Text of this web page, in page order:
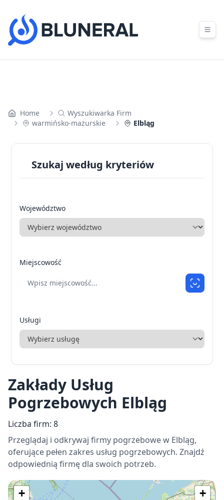
Home
Wyszukiwarka Firm
warmińsko-mazurskie
Elbląg
Szukaj według kryteriów
Województwo
Miejscowość
Usługi
Zakłady Usług
Pogrzebowych Elbląg
Liczba firm: 8
Przeglądaj i odkrywaj firmy pogrzebowe w Elbląg,
oferujące pełen zakres usług pogrzebowych. Znajdź
odpowiednią firmę dla swoich potrzeb.
+
+